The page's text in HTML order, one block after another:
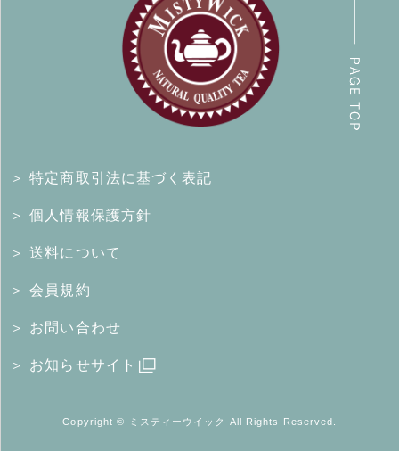
＞ 特定商取引法に基づく表記
＞ 個人情報保護方針
＞ 送料について
＞ 会員規約
＞ お問い合わせ
＞ お知らせサイト
Copyright © ミスティーウイック All Rights Reserved.